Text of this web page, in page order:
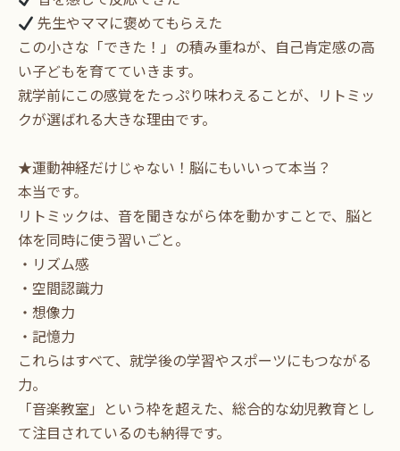
先生やママに褒めてもらえた
この小さな「できた！」の積み重ねが、自己肯定感の高
い子どもを育てていきます。
就学前にこの感覚をたっぷり味わえることが、リトミッ
クが選ばれる大きな理由です。
★運動神経だけじゃない！脳にもいいって本当？
本当です。
リトミックは、音を聞きながら体を動かすことで、脳と
体を同時に使う習いごと。
・リズム感
・空間認識力
・想像力
・記憶力
これらはすべて、就学後の学習やスポーツにもつながる
力。
「音楽教室」という枠を超えた、総合的な幼児教育とし
て注目されているのも納得です。